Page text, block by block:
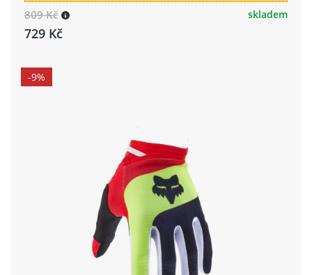
809 Kč
729 Kč
skladem
-9%